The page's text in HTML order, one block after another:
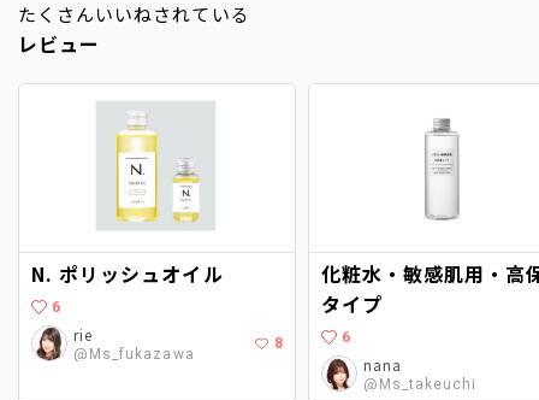
たくさんいいねされている
レビュー
N. ポリッシュオイル
6
rie
@Ms_fukazawa
8
化粧水・敏感肌用・高
タイプ
6
nana
@Ms_takeuchi